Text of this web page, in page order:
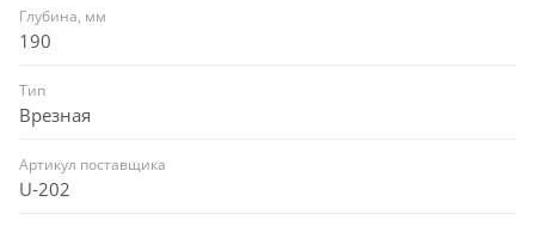
Глубина, мм
190
Тип
Врезная
Артикул поставщика
U-202